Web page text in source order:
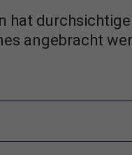
hat
angebracht